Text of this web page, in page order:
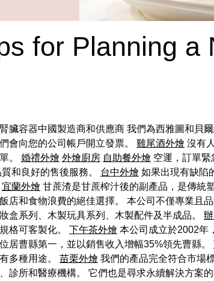
for Planning
臟容器中國製造商和供應商 我們為西雅圖和貝
會向您的公司帳戶開立發票。 雞尾酒外燴 沒有
。 婚禮外燴 外燴廚房 自助餐外燴 空運，訂單緊
和良好的售後服務。 台中外燴 如果出現有缺陷
宜蘭外燴 甘蔗渣是甘蔗榨汁後的副產品，是傳統
店和食物浪費的絕佳選擇。 本公司不僅專業且
盒系列、木製玩具系列、木製配件及半成品。
格可客製化。 下午茶外燴 本公司成立於2002年
居曹縣第一，並以銷售收入增幅35%領先曹縣。
多種用途。 苗栗外燴 我們的產品完全符合市場
診所和醫療機構。 它們也是尋求永續解決方案